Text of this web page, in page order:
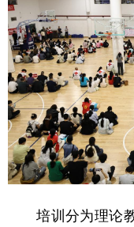
食品
学术中国 乡
城市
彩票
公益 一
文化产业
培训分为理论教